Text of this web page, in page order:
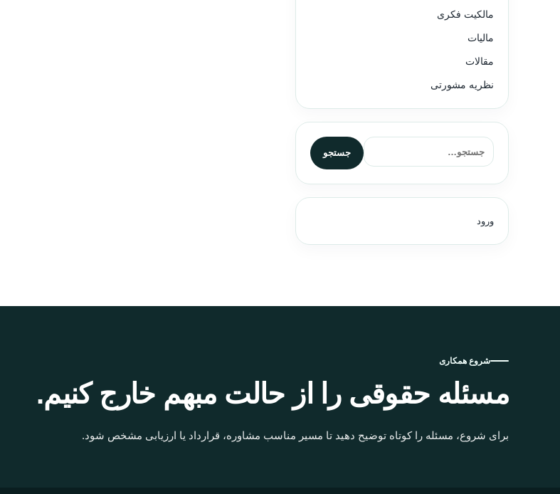
مالکیت فکری
مالیات
مقالات
نظریه مشورتی
جستجو برای:
جستجو
ورود
شروع همکاری
مسئله حقوقی را از حالت مبهم خارج کنیم.
برای شروع، مسئله را کوتاه توضیح دهید تا مسیر مناسب مشاوره، قرارداد یا ارزیابی مشخص شود.